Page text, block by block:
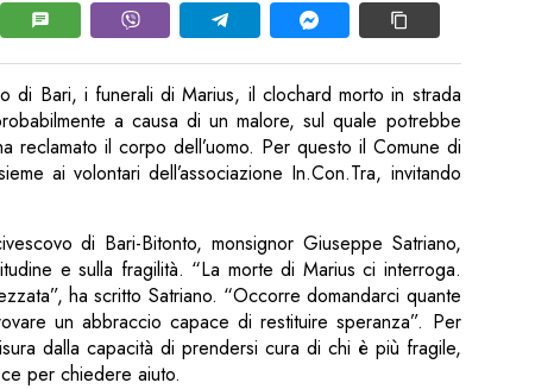
di Bari, i funerali di Marius, il clochard morto in strada
a causa di un malore, sul quale potrebbe
reclamato il corpo dell’uomo. Per questo il Comune di
ai volontari dell’associazione In.Con.Tra, invitando
di Bari-Bitonto, monsignor Giuseppe Satriano,
e sulla fragilità. “La morte di Marius ci interroga.
ha scritto Satriano. “Occorre domandarci quante
un abbraccio capace di restituire speranza”. Per
dalla capacità di prendersi cura di chi è più fragile,
per chiedere aiuto.